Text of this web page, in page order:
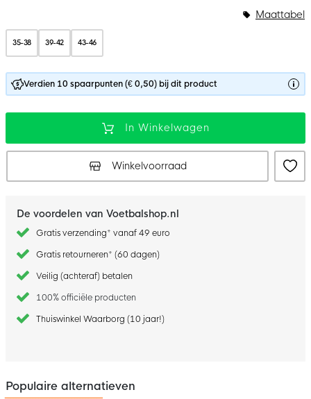
35-38 39-42 43-46
Maattabel
Verdien 10 spaarpunten (€ 0,50) bij dit product
In Winkelwagen
Winkelvoorraad
De voordelen van Voetbalshop.nl
Gratis verzending* vanaf 49 euro
Gratis retourneren* (60 dagen)
Veilig (achteraf) betalen
100% officiële producten
Thuiswinkel Waarborg (10 jaar!)
Populaire alternatieven